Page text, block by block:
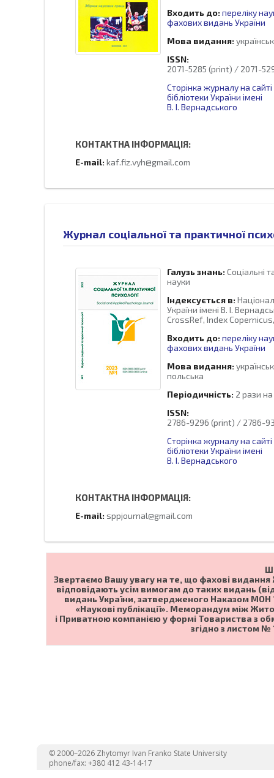
Входить до: переліку
фахових видань України
Мова видання:
ISSN:
2071-5285 (print) / 2071-
Сторінка журналу на
бібліотеки України імені
В. І. Вернадського
КОНТАКТНА ІНФОРМАЦІЯ:
E-mail: kaf.fiz.vyh@gmail.com
Журнал соціальної та практичної
Галузь знань: Соціальні
науки
Індексується в:
України імені В. І.
CrossRef, Index
Входить до: переліку
фахових видань України
Мова видання:
польська
Періодичність: 2 рази на
ISSN:
2786-9296 (print) / 2786-
Сторінка журналу на
бібліотеки України імені
В. І. Вернадського
КОНТАКТНА ІНФОРМАЦІЯ:
E-mail: sppjournal@gmail.com
Звертаємо Вашу увагу на те, що фахові
відповідають усім вимогам до таких видань
видань України, затвердженого Наказом МОН
«Наукові публікації». Меморандум між
і Приватною компанією у формі Товариства з
згідно з листом №
© 2000–2026 Zhytomyr Ivan Franko State University
phone/fax: +380 412 43-14-17